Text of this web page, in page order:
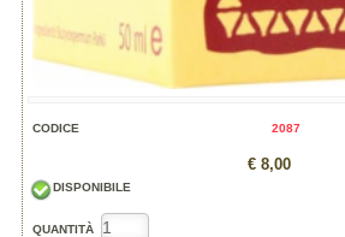
CODICE 2087
€ 8,00
DISPONIBILE
QUANTITÀ